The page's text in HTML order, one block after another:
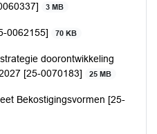
3 MB
0062155] 70 KB
doorontwikkeling
[25-0070183]
25 MB
Bekostigingsvormen [25-